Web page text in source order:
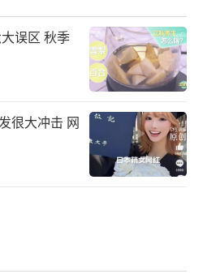
虽然不少情节设定于泰
潮汕地区：汕头海平路
揭阳洋淇村等场景，不
，也让影片始终保有一
。这种带着泥土气息的
汕文化、华侨记忆与岭
形成更具普遍性的情感
误区 秋季
很大冲击 网